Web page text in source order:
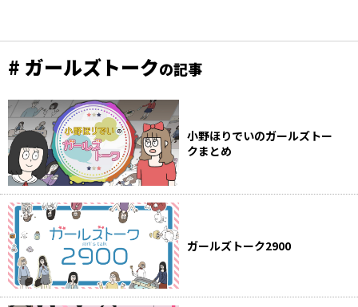
# ガールズトークの記事
小野ほりでいのガールズトー
クまとめ
ガールズトーク2900